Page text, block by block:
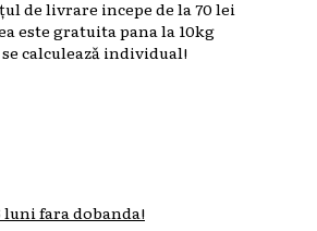
de livrare incepe de la 70 lei
este gratuita pana la 10kg
calculează individual!
luni fara dobanda!